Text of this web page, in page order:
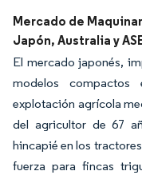
Mercado de
Japón, Australia y
El mercado japonés,
modelos compactos
explotación agrícola
del agricultor de 67
hincapié en los
fuerza para fincas